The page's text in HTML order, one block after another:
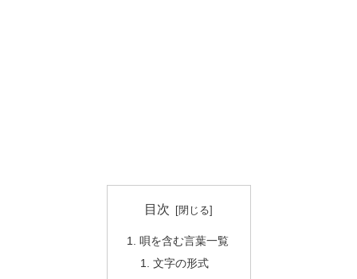
目次
唄を含む言葉一覧
文字の形式